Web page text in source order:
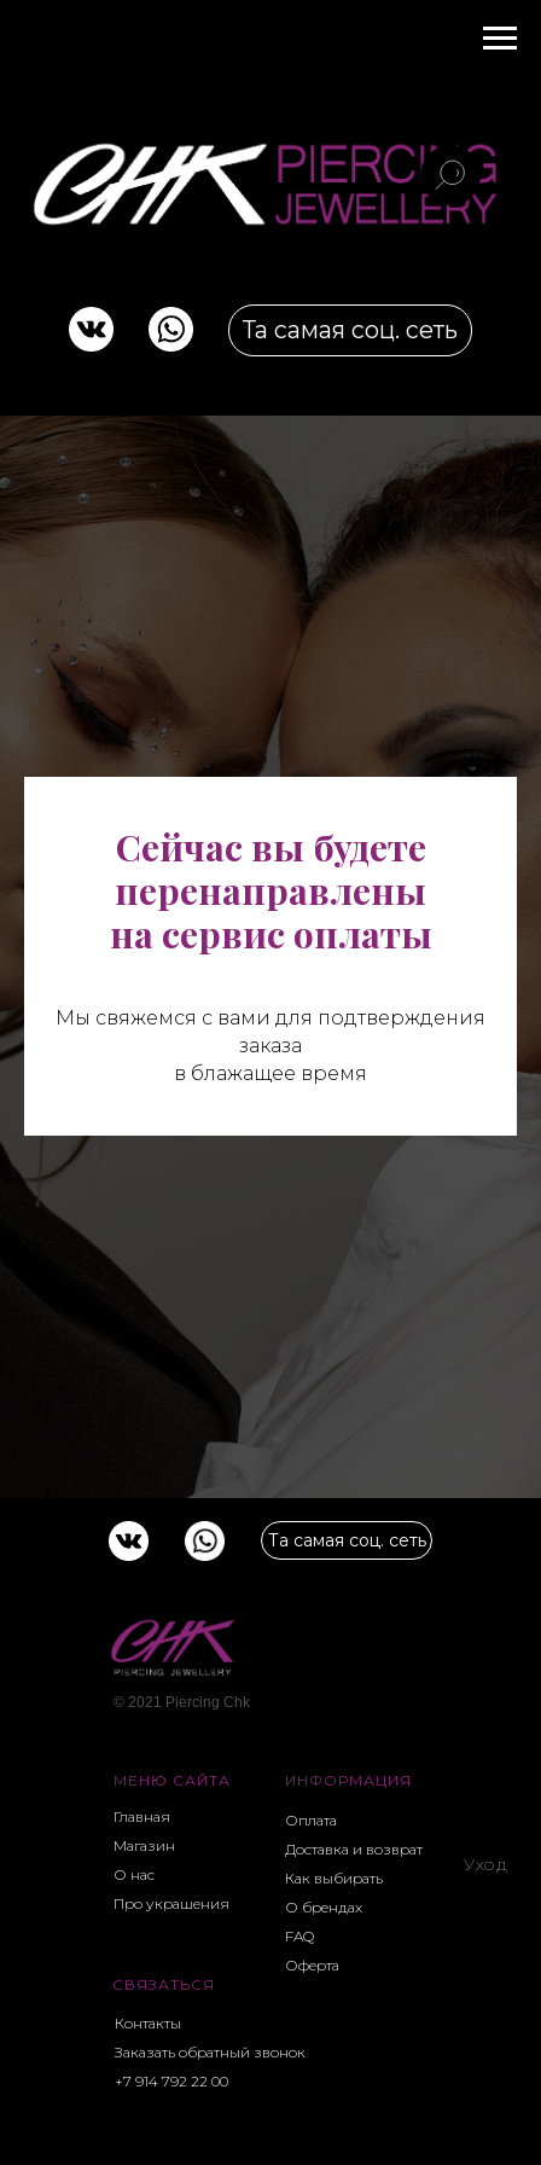
Сейчас вы будете
перенаправлены
на сервис оплаты
Мы свяжемся с вами для подтверждения
заказа
в блажащее время
Та самая соц. сеть
© 2021 Piercing Сhk
СВЯЗАТЬСЯ
Контакты
Заказать обратный звонок
+7 914 792 22 00
Уход
МЕНЮ САЙТА
Главная
Магазин
О нас
Про украшения
ИНФОРМАЦИЯ
Оплата
Доставка и возврат
Как выбирать
О брендах
FAQ
Оферта